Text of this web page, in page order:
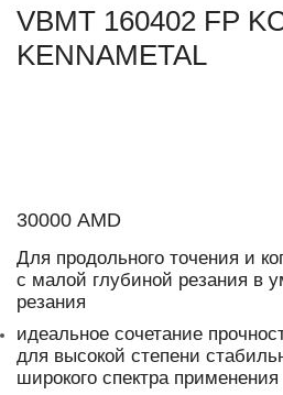
VBMT 160402 FP
KENNAMETAL
30000 AMD
Для продольного точения и
с малой глубиной резания в
резания
идеальное сочетание
для высокой степени
широкого спектра применения